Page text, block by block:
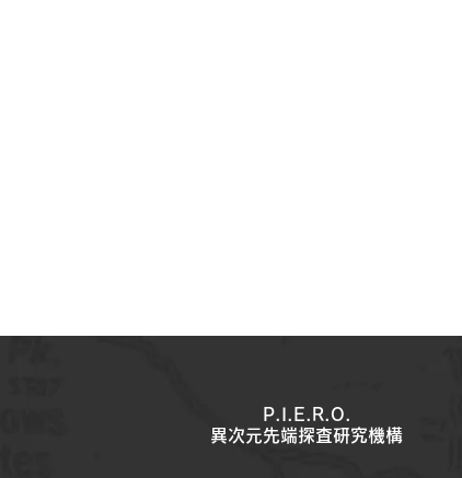
P.I.E.R.O.
​異次元先端探査研究機構